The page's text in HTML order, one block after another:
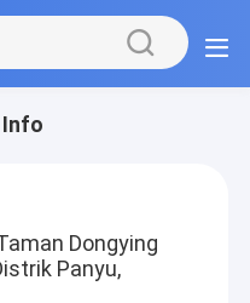
Dongying
Panyu,